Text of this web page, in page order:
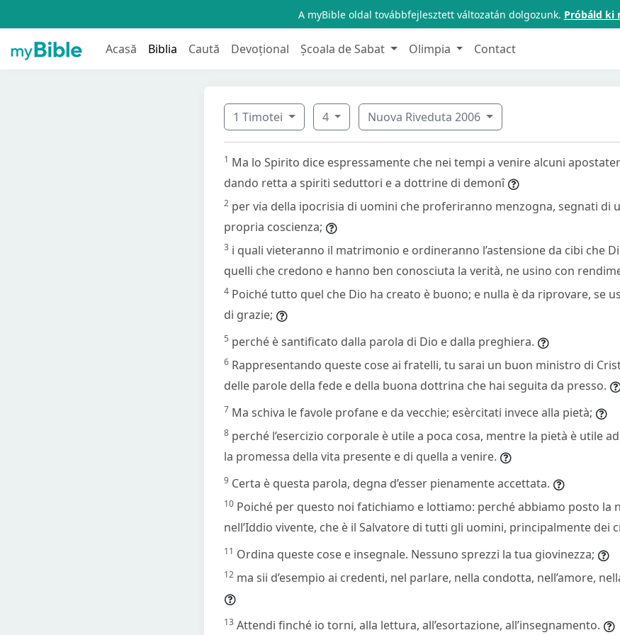
A myBible oldal továbbfejlesztett változatán dolgozunk. Próbáld ki
Acasă Biblia Caută Devoțional Școala de Sabat Olimpia Contact
1 Timotei 4 Nuova Riveduta 2006
1 Ma lo Spirito dice espressamente che nei tempi a venire alcuni
dando retta a spiriti seduttori e a dottrine di demonî
2 per via della ipocrisia di uomini che proferiranno menzogna, segnati di
propria coscienza;
3 i quali vieteranno il matrimonio e ordineranno l’astensione da cibi che
quelli che credono e hanno ben conosciuta la verità, ne usino con
4 Poiché tutto quel che Dio ha creato è buono; e nulla è da riprovare, se
di grazie;
5 perché è santificato dalla parola di Dio e dalla preghiera.
6 Rappresentando queste cose ai fratelli, tu sarai un buon ministro di
delle parole della fede e della buona dottrina che hai seguita da presso.
7 Ma schiva le favole profane e da vecchie; esèrcitati invece alla pietà;
8 perché l’esercizio corporale è utile a poca cosa, mentre la pietà è utile
la promessa della vita presente e di quella a venire.
9 Certa è questa parola, degna d’esser pienamente accettata.
10 Poiché per questo noi fatichiamo e lottiamo: perché abbiamo posto la
nell’Iddio vivente, che è il Salvatore di tutti gli uomini, principalmente dei
11 Ordina queste cose e insegnale. Nessuno sprezzi la tua giovinezza;
12 ma sii d’esempio ai credenti, nel parlare, nella condotta, nell’amore,
13 Attendi finché io torni, alla lettura, all’esortazione, all’insegnamento.